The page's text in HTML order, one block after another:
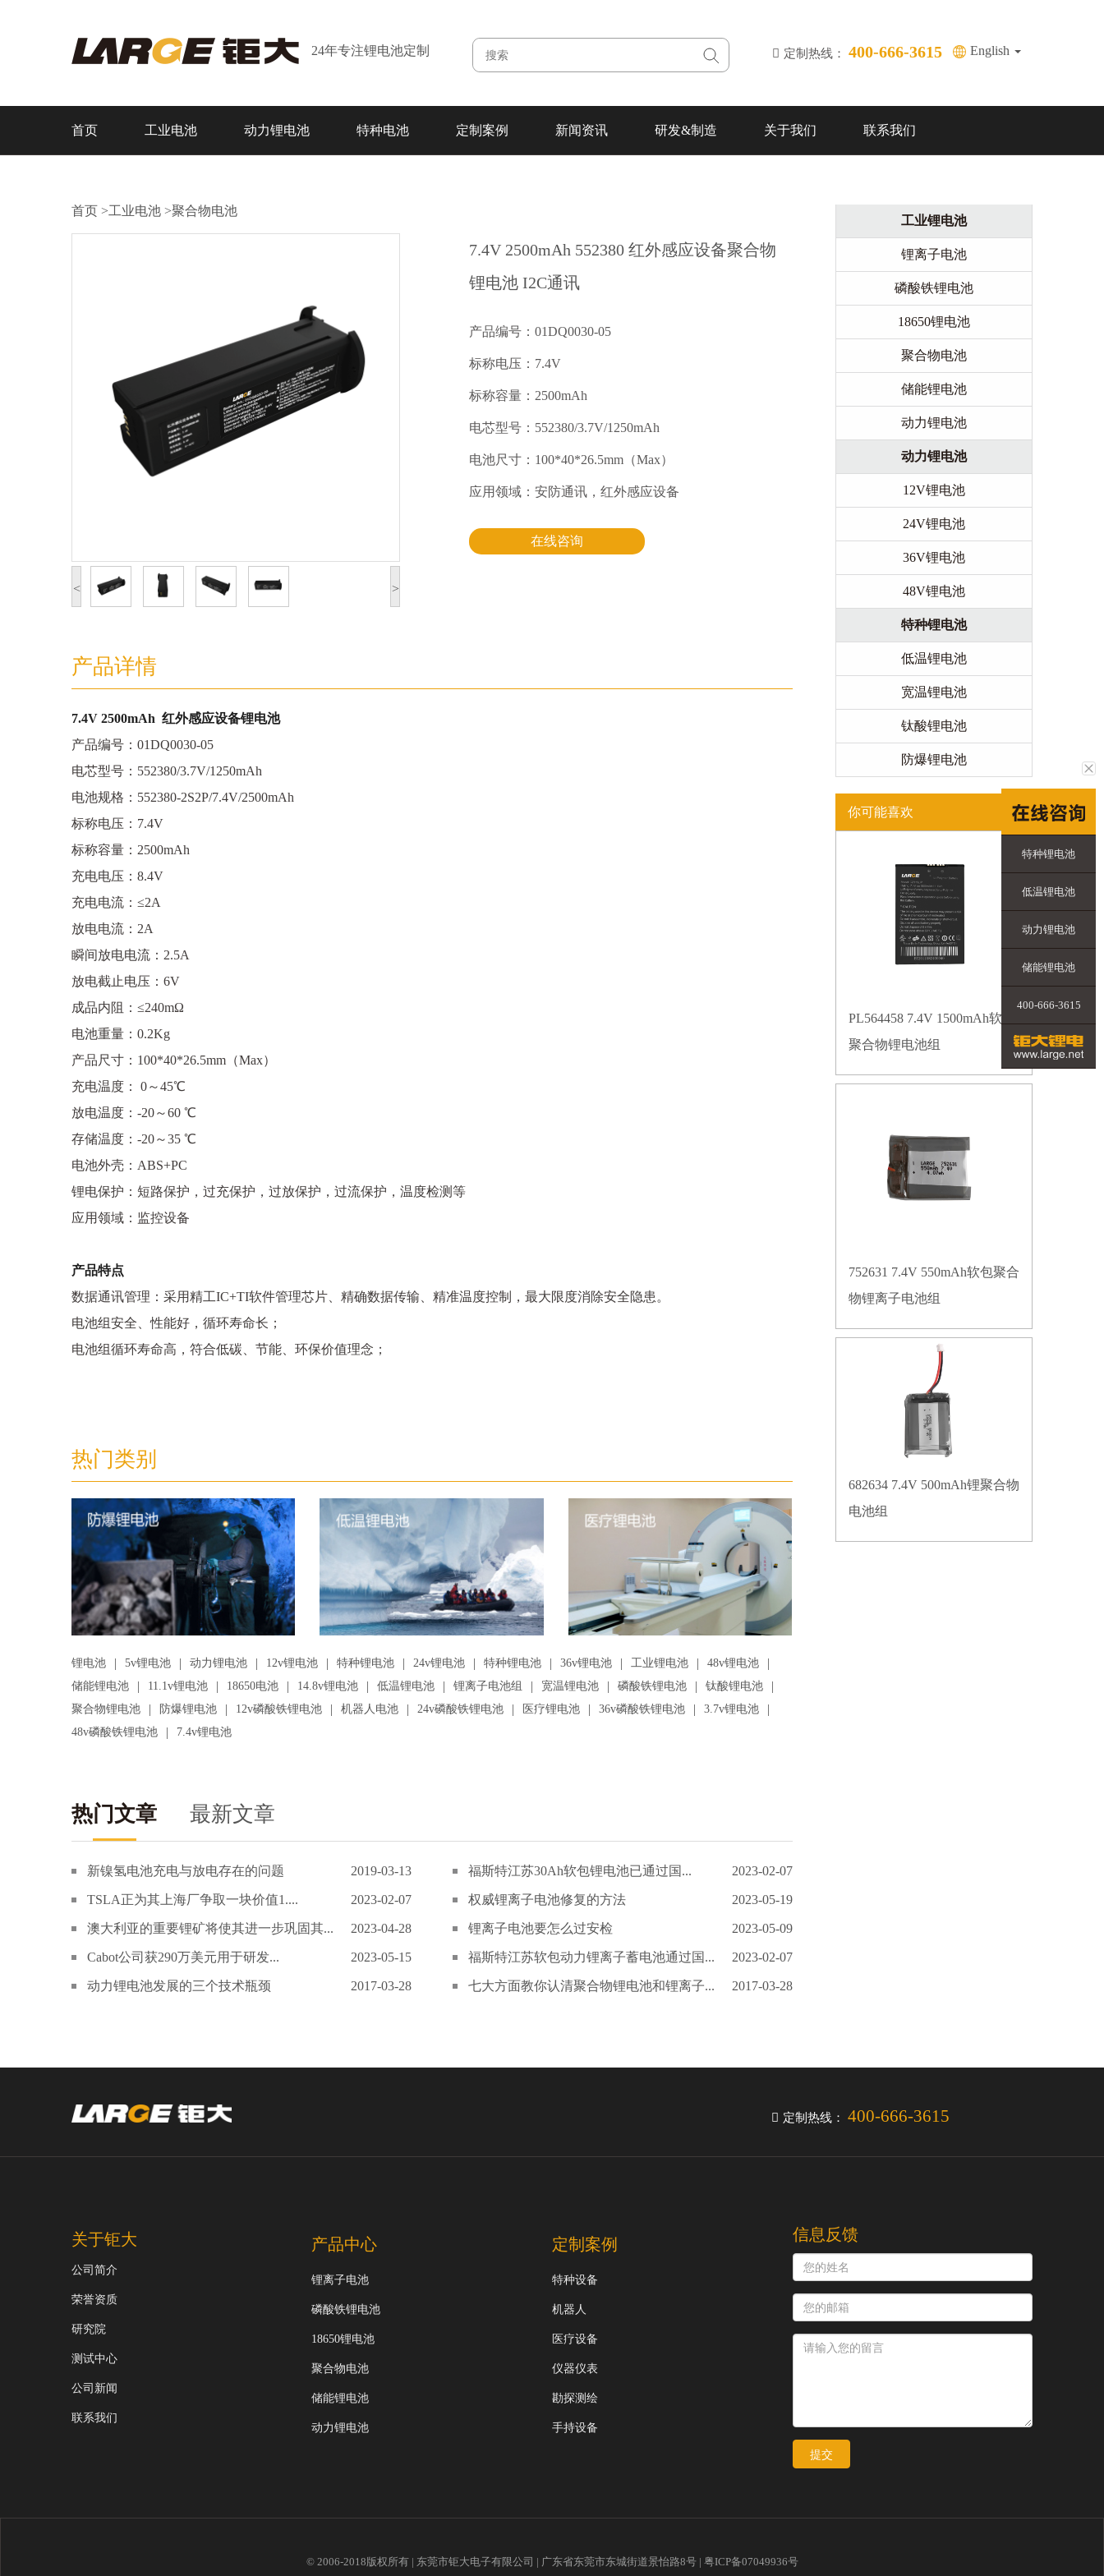
24年专注锂电池定制 定制热线： 400-666-3615 English
首页 工业电池 动力锂电池 特种电池 定制案例 新闻资讯 研发&制造 关于我们 联系我们
首页 >工业电池 >聚合物电池
< >
7.4V 2500mAh 552380 红外感应设备聚合物
锂电池 I2C通讯
产品编号：01DQ0030-05
标称电压：7.4V
标称容量：2500mAh
电芯型号：552380/3.7V/1250mAh
电池尺寸：100*40*26.5mm（Max）
应用领域：安防通讯，红外感应设备
在线咨询
产品详情
7.4V 2500mAh 红外感应设备锂电池
产品编号：01DQ0030-05
电芯型号：552380/3.7V/1250mAh
电池规格：552380-2S2P/7.4V/2500mAh
标称电压：7.4V
标称容量：2500mAh
充电电压：8.4V
充电电流：≤2A
放电电流：2A
瞬间放电电流：2.5A
放电截止电压：6V
成品内阻：≤240mΩ
电池重量：0.2Kg
产品尺寸：100*40*26.5mm（Max）
充电温度： 0～45℃
放电温度：-20～60 ℃
存储温度：-20～35 ℃
电池外壳：ABS+PC
锂电保护：短路保护，过充保护，过放保护，过流保护，温度检测等
应用领域：监控设备
产品特点
数据通讯管理：采用精工IC+TI软件管理芯片、精确数据传输、精准温度控制，最大限度消除安全隐患。
电池组安全、性能好，循环寿命长；
电池组循环寿命高，符合低碳、节能、环保价值理念；
热门类别
锂电池 | 5v锂电池 | 动力锂电池 | 12v锂电池 | 特种锂电池 | 24v锂电池 | 特种锂电池 | 36v锂电池 | 工业锂电池 | 48v锂电池 |
储能锂电池 | 11.1v锂电池 | 18650电池 | 14.8v锂电池 | 低温锂电池 | 锂离子电池组 | 宽温锂电池 | 磷酸铁锂电池 | 钛酸锂电池 |
聚合物锂电池 | 防爆锂电池 | 12v磷酸铁锂电池 | 机器人电池 | 24v磷酸铁锂电池 | 医疗锂电池 | 36v磷酸铁锂电池 | 3.7v锂电池 |
48v磷酸铁锂电池 | 7.4v锂电池
热门文章 最新文章
新镍氢电池充电与放电存在的问题 2019-03-13 福斯特江苏30Ah软包锂电池已通过国... 2023-02-07
TSLA正为其上海厂争取一块价值1.... 2023-02-07 权威锂离子电池修复的方法 2023-05-19
澳大利亚的重要锂矿将使其进一步巩固其... 2023-04-28 锂离子电池要怎么过安检 2023-05-09
Cabot公司获290万美元用于研发... 2023-05-15 福斯特江苏软包动力锂离子蓄电池通过国... 2023-02-07
动力锂电池发展的三个技术瓶颈 2017-03-28 七大方面教你认清聚合物锂电池和锂离子... 2017-03-28
工业锂电池
锂离子电池
磷酸铁锂电池
18650锂电池
聚合物电池
储能锂电池
动力锂电池
动力锂电池
12V锂电池
24V锂电池
36V锂电池
48V锂电池
特种锂电池
低温锂电池
宽温锂电池
钛酸锂电池
防爆锂电池
你可能喜欢
PL564458 7.4V 1500mAh软包
聚合物锂电池组
752631 7.4V 550mAh软包聚合
物锂离子电池组
682634 7.4V 500mAh锂聚合物
电池组
定制热线： 400-666-3615
关于钜大
公司简介
荣誉资质
研究院
测试中心
公司新闻
联系我们
产品中心
锂离子电池
磷酸铁锂电池
18650锂电池
聚合物电池
储能锂电池
动力锂电池
定制案例
特种设备
机器人
医疗设备
仪器仪表
勘探测绘
手持设备
信息反馈
提交
© 2006-2018版权所有 | 东莞市钜大电子有限公司 | 广东省东莞市东城街道景怡路8号 | 粤ICP备07049936号
特种锂电池
低温锂电池
动力锂电池
储能锂电池
400-666-3615